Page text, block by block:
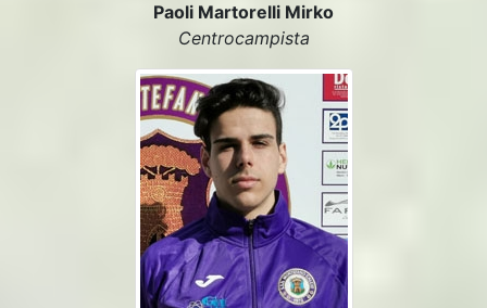
Paoli Martorelli Mirko
Centrocampista